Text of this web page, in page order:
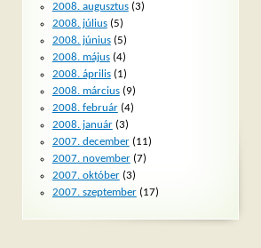
2008. augusztus(3)
2008. július(5)
2008. június(5)
2008. május(4)
2008. április(1)
2008. március(9)
2008. február(4)
2008. január(3)
2007. december(11)
2007. november(7)
2007. október(3)
2007. szeptember(17)